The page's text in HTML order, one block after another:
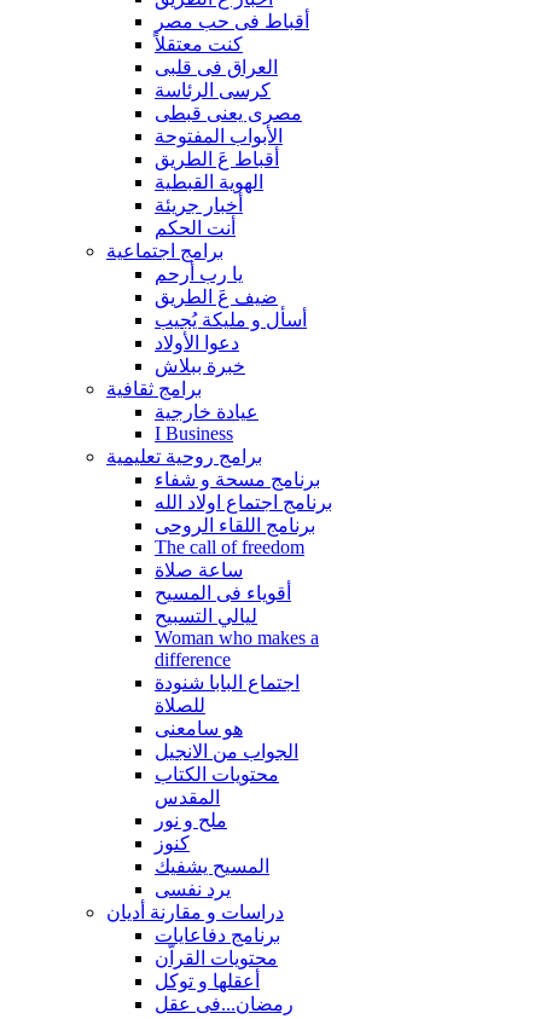
أقباط فى حب مصر
كنت معتقلاً
العراق فى قلبى
كرسى الرئاسة
مصرى يعنى قبطى
الأبواب المفتوحة
أقباط عَ الطريق
الهوية القبطية
أخبار جريئة
أنت الحكم
برامج اجتماعية
يا رب أرحم
ضيف عَ الطريق
أسأل و مليكة يُجيب
دعوا الأولاد
خبرة ببلاش
برامج ثقافية
عيادة خارجية
I Business
برامج روحية تعليمية
برنامج مسحة و شفاء
برنامج اجتماع اولاد الله
برنامج اللقاء الروحى
The call of freedom
ساعة صلاة
أقوياء فى المسيح
ليالي التسبيح
Woman who makes a
difference
اجتماع البابا شنودة
للصلاة
هو سامعنى
الجواب من الانجيل
محتويات الكتاب
المقدس
ملح و نور
كنوز
المسيح يشفيك
يرد نفسى
دراسات و مقارنة أديان
برنامج دفاعايات
محتويات القراّن
أعقلها و توكل
رمضان...فى عقل